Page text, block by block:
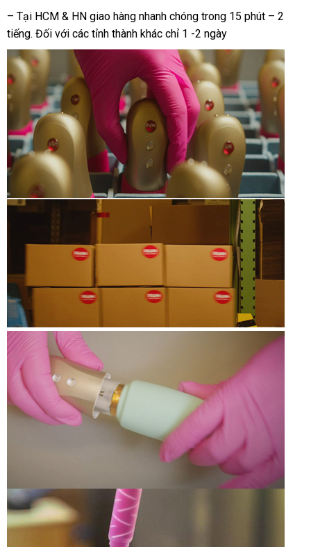
– Tại HCM & HN giao hàng nhanh chóng trong 15 phút – 2
tiếngchợ
. Đối xưởng
với tự
động
các tỉnh thành khác chỉ 1 -2 ngày